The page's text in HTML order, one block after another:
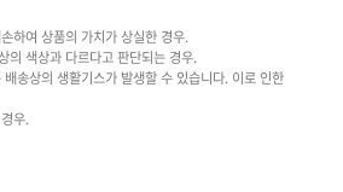
하여 상품의 가치가 상실한 경우.
의 색상과 다르다고 판단되는 경우.
송상의 생활기스가 발생할 수 있습니다. 이로 인한
우.